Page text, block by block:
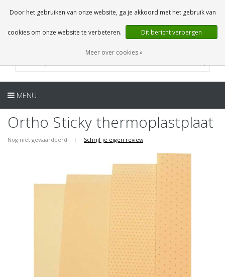
0 Artikelen
NL
MENU
Ortho Sticky thermoplastplaat
Nog niet gewaardeerd | Schrijf je eigen review
Door het gebruiken van onze website, ga je akkoord met het gebruik van
cookies om onze website te verbeteren. Dit bericht verbergen
Meer over cookies »